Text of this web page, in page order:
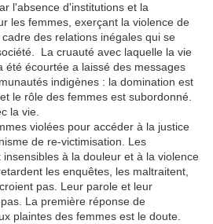
l'absence d'institutions et la
les femmes, exerçant la violence de
des relations inégales qui se
La cruauté avec laquelle la vie
été écourtée a laissé des messages
indigènes : la domination est
le rôle des femmes est subordonné.
la vie.
violées pour accéder à la justice
de re-victimisation. Les
à la douleur et à la violence
les enquêtes, les maltraitent,
pas. Leur parole et leur
La première réponse de
plaintes des femmes est le doute.